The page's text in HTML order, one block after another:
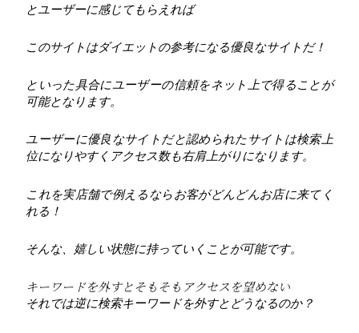
とユーザーに感じてもらえれば
このサイトはダイエットの参考になる優良なサイトだ！
といった具合にユーザーの信頼をネット上で得ることが
可能となります。
ユーザーに優良なサイトだと認められたサイトは検索上
位になりやすくアクセス数も右肩上がりになります。
これを実店舗で例えるならお客がどんどんお店に来てく
れる！
そんな、嬉しい状態に持っていくことが可能です。
キーワードを外すとそもそもアクセスを望めない
それでは逆に検索キーワードを外すとどうなるのか？